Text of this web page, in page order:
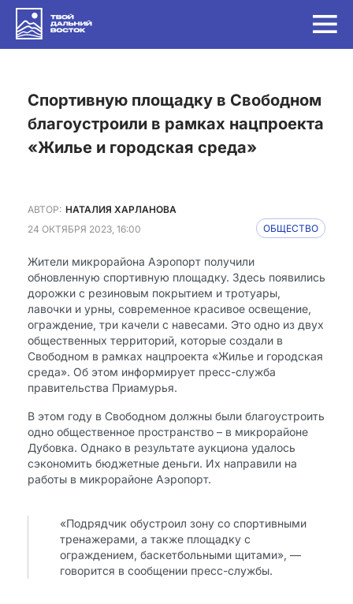
Спортивную площадку в Свободном
благоустроили в рамках нацпроекта
«Жилье и городская среда»
АВТОР: НАТАЛИЯ ХАРЛАНОВА
24 ОКТЯБРЯ 2023, 16:00
ОБЩЕСТВО
Жители микрорайона Аэропорт получили
обновленную спортивную площадку. Здесь появились
дорожки с резиновым покрытием и тротуары,
лавочки и урны, современное красивое освещение,
ограждение, три качели с навесами. Это одно из двух
общественных территорий, которые создали в
Свободном в рамках нацпроекта «Жилье и городская
среда». Об этом информирует пресс-служба
правительства Приамурья.
В этом году в Свободном должны были благоустроить
одно общественное пространство – в микрорайоне
Дубовка. Однако в результате аукциона удалось
сэкономить бюджетные деньги. Их направили на
работы в микрорайоне Аэропорт.
«Подрядчик обустроил зону со спортивными
тренажерами, а также площадку с
ограждением, баскетбольными щитами», —
говорится в сообщении пресс-службы.